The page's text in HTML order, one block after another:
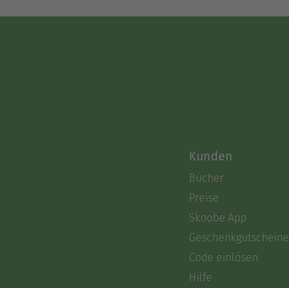
Kunden
Bücher
Preise
Skoobe App
Geschenkgutscheine
Code einlösen
Hilfe